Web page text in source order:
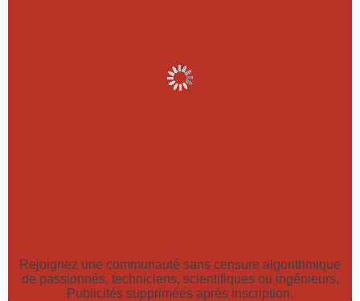
Rejoignez une communauté sans censure algorithmique
de passionnés, techniciens, scientifiques ou ingénieurs.
Publicités supprimées après inscription.